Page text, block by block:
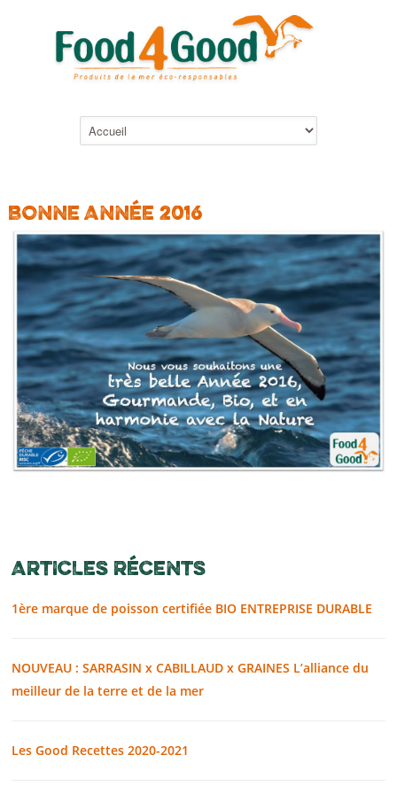
BONNE ANNÉE 2016
ARTICLES RÉCENTS
1ère marque de poisson certifiée BIO ENTREPRISE DURABLE
NOUVEAU : SARRASIN x CABILLAUD x GRAINES L’alliance du
meilleur de la terre et de la mer
Les Good Recettes 2020-2021